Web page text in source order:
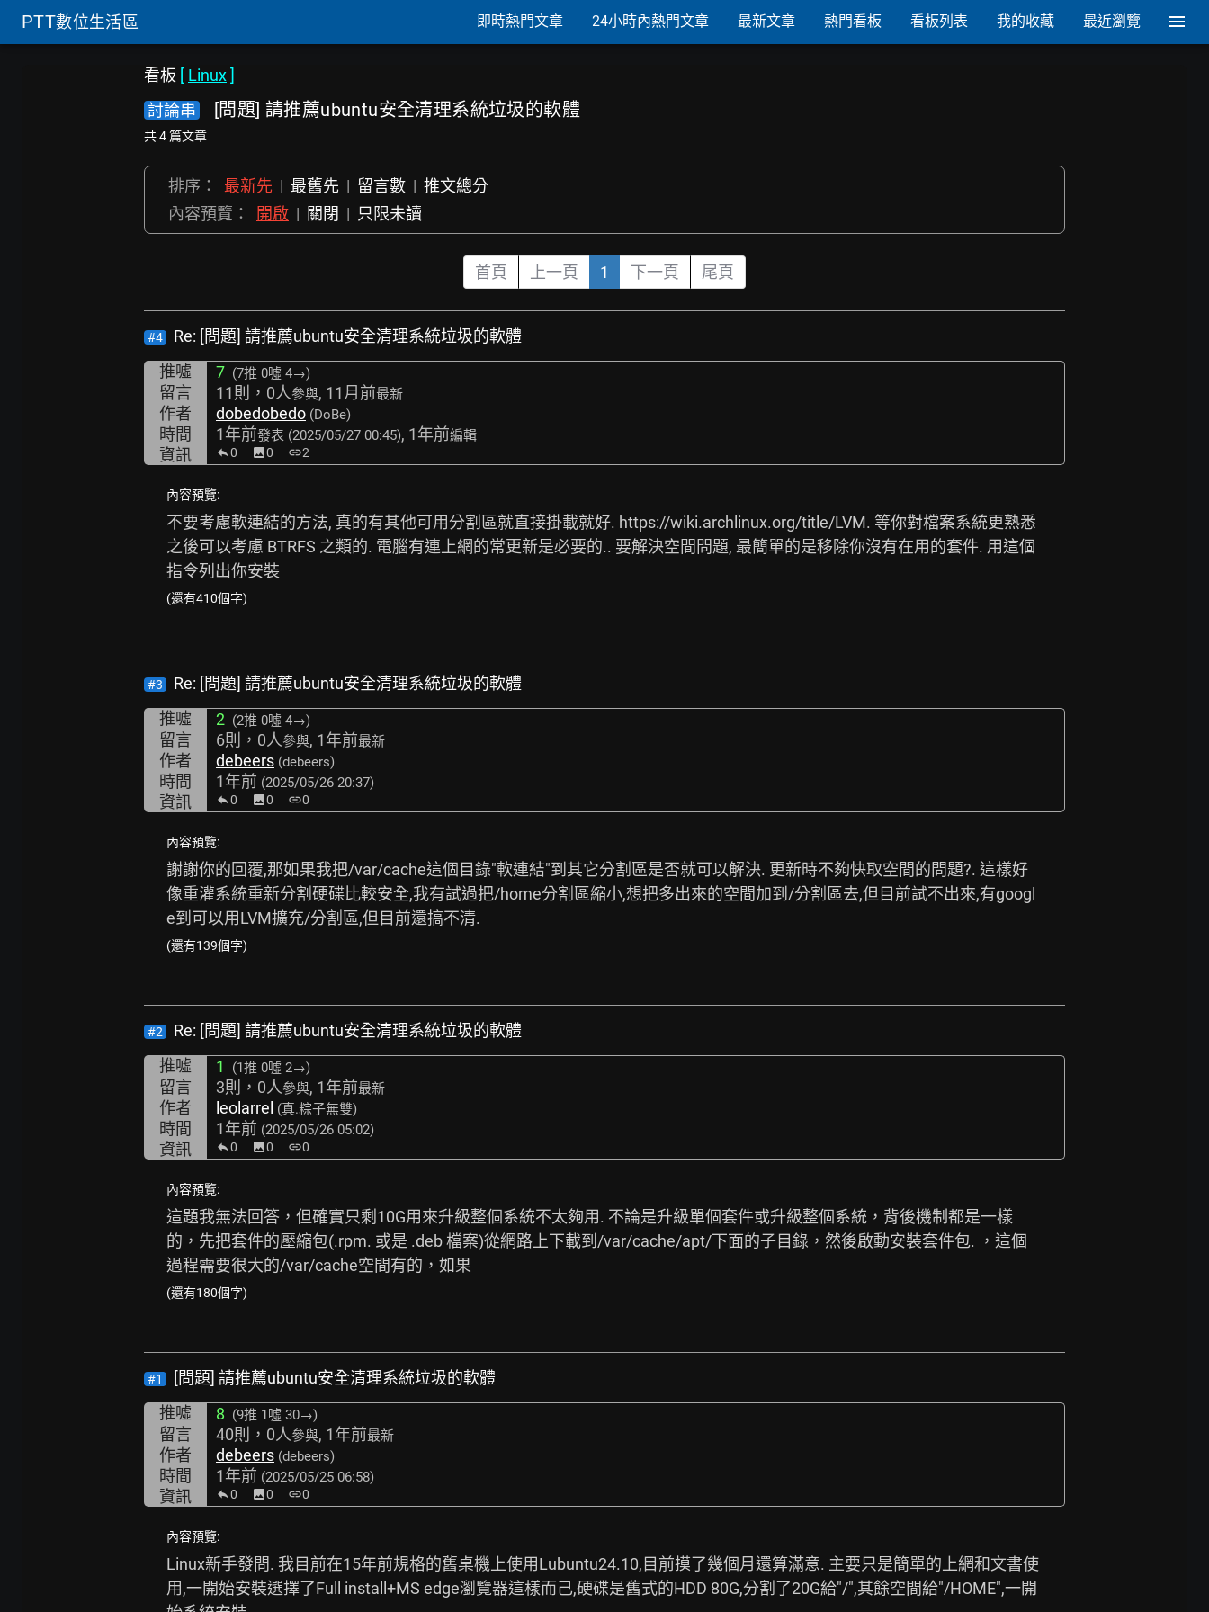
PTT數位生活區 即時熱門文章 24小時內熱門文章 最新文章 熱門看板 看板列表 我的收藏 最近瀏覽
看板 [ Linux]
討論串
[問題] 請推薦ubuntu安全清理系統垃圾的軟體
共 4 篇文章
排序： 最新先 | 最舊先 | 留言數 | 推文總分
內容預覽：
開啟 | 關閉 | 只限未讀
首頁 上一頁 1 下一頁 尾頁
#4
Re: [問題] 請推薦ubuntu安全清理系統垃圾的軟體
推噓
7 (7推 0噓 4→)
留言 11則，0人參與, 11月前最新
作者 dobedobedo (DoBe)
時間 1年前發表 (2025/05/27 00:45), 1年前編輯
資訊 0 image0 link2
內容預覽:
不要考慮軟連結的方法, 真的有其他可用分割區就直接掛載就好. https://wiki.archlinux.org/title/LVM. 等你對檔案系統更熟悉
之後可以考慮 BTRFS 之類的. 電腦有連上網的常更新是必要的.. 要解決空間問題, 最簡單的是移除你沒有在用的套件. 用這個
指令列出你安裝
(還有410個字)
#3
Re: [問題] 請推薦ubuntu安全清理系統垃圾的軟體
推噓
2 (2推 0噓 4→)
留言 6則，0人參與, 1年前最新
作者 debeers (debeers)
時間 1年前 (2025/05/26 20:37)
資訊 0 image0 link0
內容預覽:
謝謝你的回覆,那如果我把/var/cache這個目錄"軟連結"到其它分割區是否就可以解決. 更新時不夠快取空間的問題?. 這樣好
像重灌系統重新分割硬碟比較安全,我有試過把/home分割區縮小,想把多出來的空間加到/分割區去,但目前試不出來,有googl
e到可以用LVM擴充/分割區,但目前還搞不清.
(還有139個字)
#2
Re: [問題] 請推薦ubuntu安全清理系統垃圾的軟體
推噓
1 (1推 0噓 2→)
留言 3則，0人參與, 1年前最新
作者 leolarrel (真.粽子無雙)
時間 1年前 (2025/05/26 05:02)
資訊 0 image0 link0
內容預覽:
這題我無法回答，但確實只剩10G用來升級整個系統不太夠用. 不論是升級單個套件或升級整個系統，背後機制都是一樣
的，先把套件的壓縮包(.rpm. 或是 .deb 檔案)從網路上下載到/var/cache/apt/下面的子目錄，然後啟動安裝套件包. ，這個
過程需要很大的/var/cache空間有的，如果
(還有180個字)
#1
[問題] 請推薦ubuntu安全清理系統垃圾的軟體
推噓
8 (9推 1噓 30→)
留言 40則，0人參與, 1年前最新
作者 debeers (debeers)
時間 1年前 (2025/05/25 06:58)
資訊 0 image0 link0
內容預覽:
Linux新手發問. 我目前在15年前規格的舊桌機上使用Lubuntu24.10,目前摸了幾個月還算滿意. 主要只是簡單的上網和文書使
用,一開始安裝選擇了Full install+MS edge瀏覽器這樣而己,硬碟是舊式的HDD 80G,分割了20G給"/",其餘空間給"/HOME",一開